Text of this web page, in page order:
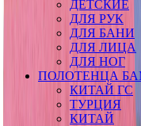
ДЕТСКИЕ
ДЛЯ РУК
ДЛЯ БАНИ
ДЛЯ ЛИЦА
ДЛЯ НОГ
ПОЛОТЕНЦА
КИТАЙ ГС
ТУРЦИЯ
КИТАЙ